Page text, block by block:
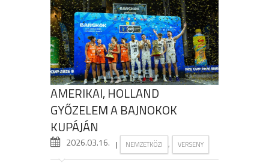
AMERIKAI, HOLLAND
GYŐZELEM A BAJNOKOK
KUPÁJÁN
2026.03.16. | NEMZETKÖZI , VERSENY